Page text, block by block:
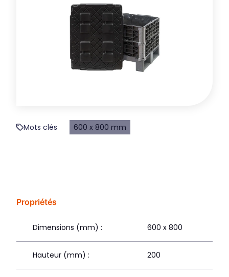
Mots clés 600 x 800 mm
Propriétés
Dimensions (mm) : 600 x 800
Hauteur (mm) : 200